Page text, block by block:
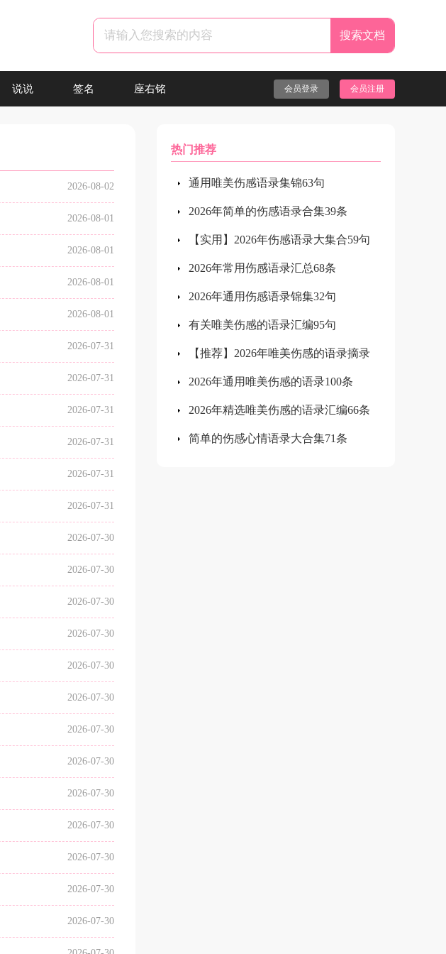
说说 签名 座右铭 会员登录 会员注册
2026-08-02
2026-08-01
2026-08-01
2026-08-01
2026-08-01
2026-07-31
2026-07-31
2026-07-31
2026-07-31
2026-07-31
2026-07-31
2026-07-30
2026-07-30
2026-07-30
2026-07-30
2026-07-30
2026-07-30
2026-07-30
2026-07-30
2026-07-30
2026-07-30
2026-07-30
2026-07-30
2026-07-30
热门推荐
通用唯美伤感语录集锦63句
2026年简单的伤感语录合集39条
【实用】2026年伤感语录大集合59句
2026年常用伤感语录汇总68条
2026年通用伤感语录锦集32句
有关唯美伤感的语录汇编95句
【推荐】2026年唯美伤感的语录摘录
45句
2026年通用唯美伤感的语录100条
2026年精选唯美伤感的语录汇编66条
简单的伤感心情语录大合集71条